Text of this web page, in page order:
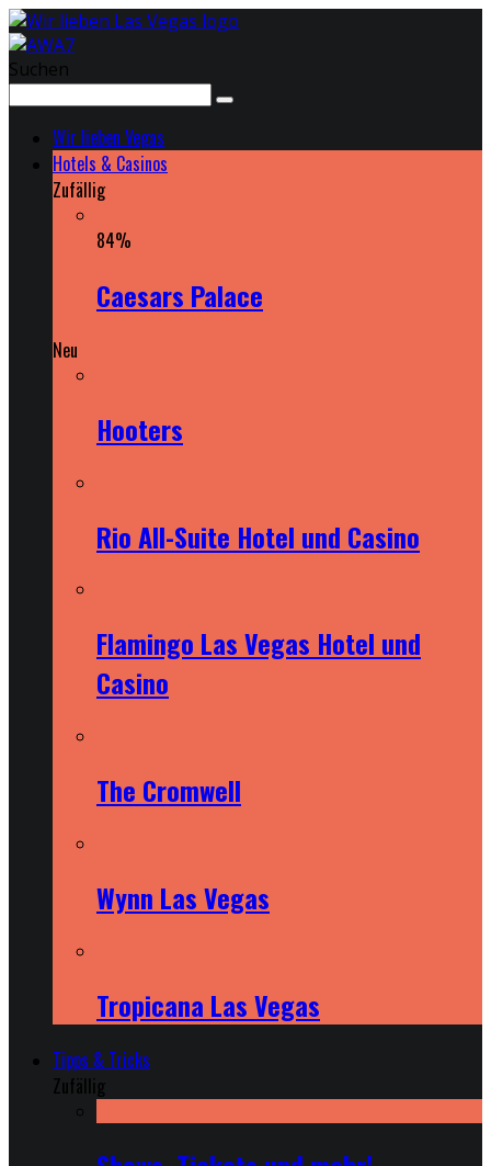
Suchen
Wir lieben Vegas
Hotels & Casinos
Zufällig
84%
Caesars Palace
Neu
Hooters
Rio All-Suite Hotel und Casino
Flamingo Las Vegas Hotel und
Casino
The Cromwell
Wynn Las Vegas
Tropicana Las Vegas
Tipps & Tricks
Zufällig